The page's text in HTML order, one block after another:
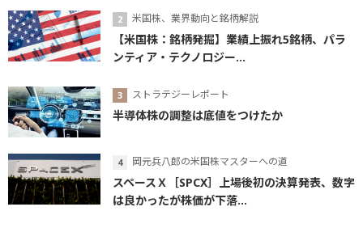
米国株、業界動向と銘柄解説
【米国株：銘柄発掘】業績上振れ5銘柄、パラ
ンティア・テクノロジー...
ストラテジーレポート
半導体株の調整は底値をつけたか
岡元兵八郎の米国株マスターへの道
スペースＸ［SPCX］上場後初の決算発表、数字
は良かったが株価が下落...